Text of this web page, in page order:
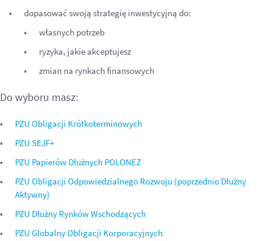
dopasować swoją strategię inwestycyjną do:
własnych potrzeb
ryzyka, jakie akceptujesz
zmian na rynkach finansowych
Do wyboru masz:
PZU Obligacji Krótkoterminowych
PZU SEJF+
PZU Papierów Dłużnych POLONEZ
PZU Obligacji Odpowiedzialnego Rozwoju (poprzednio Dłużny
Aktywny)
PZU Dłużny Rynków Wschodzących
PZU Globalny Obligacji Korporacyjnych